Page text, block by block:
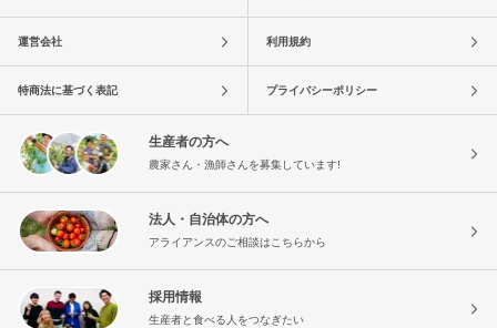
運営会社 利用規約
特商法に基づく表記 プライバシーポリシー
生産者の方へ
農家さん・漁師さんを募集しています!
法人・自治体の方へ
アライアンスのご相談はこちらから
採用情報
生産者と食べる人をつなぎたい